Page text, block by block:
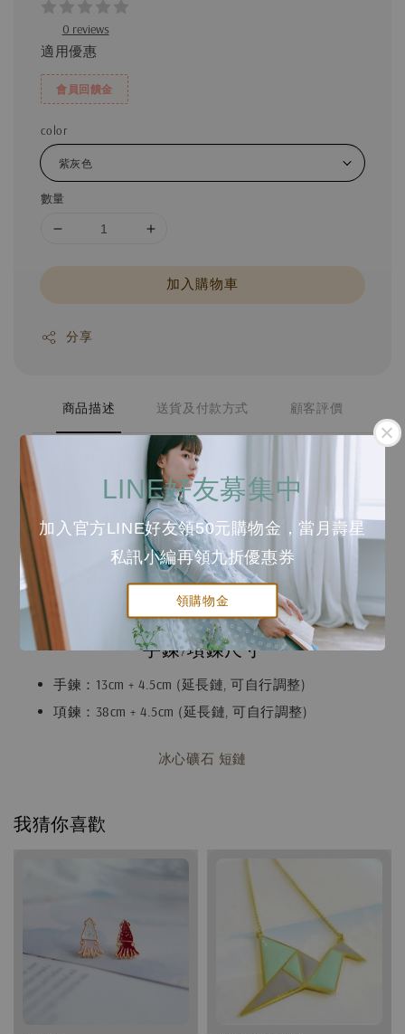
LINE好友募集中
加入官方LINE好友領50元購物金，當月壽星
私訊小編再領九折優惠券
領購物金
冰心礦石 短鏈
0 reviews
適用優惠
會員回饋金
color
數量
加入購物車
分享
商品描述 送貨及付款方式 顧客評價
飾品材質
耳針：低敏鋼針。
耳夾、耳勾：黃銅鍍K金再加上一層保護膜。
圖案：黃銅鍍K金再加上一層保護膜。乾琺瑯上色。
手鍊/項鍊：黃銅鍍K金再加上一層保護膜。
手鍊/項鍊尺寸
手鍊：13cm + 4.5cm (延長鏈, 可自行調整)
項鍊：38cm + 4.5cm (延長鏈, 可自行調整)
我猜你喜歡